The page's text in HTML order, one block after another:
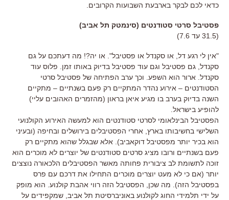
כדאי לכם לבקר בארבעת השבועות הקרובים.
פסטיבל סרטי סטודנטים (סינמטק תל אביב)
(31.5 עד 7.6)
"אין לי רגע דל, או סקנדל או פסטיבל". או יה?! מה דעתכם על גם
סקנדל, גם פסטיבל וגם עוד פסטיבל בדיוק באותו זמן. פלוס עוד
סקנדל. ארור הוא השפע. וכך ערב הפתיחה של פסטיבל סרטי
הסטודנטים – אירוע נהדר המתקיים רק פעם בשנתיים – מתקיים
השנה בדיוק בערב בו מגיע איאן בראון (מהזמרים האהובים עליי)
להופיע בישראל.
הפסטיבל הבינלאומי לסרטי סטודנטים הוא למעשה האירוע הקולנועי
השלישי בחשיבותו בארץ, אחרי הפסטיבלים בירושלים ובחיפה (ובעיני
הוא בכיר יותר מפסטיבל דוקאביב). אלא שבגלל שהוא מתקיים רק
פעם בשנתיים ורובו מציג סרטים סטודנטים של יוצרים לא מוכרים הוא
זוכה לתשומת לב ציבורית פחותה מאשר הפסטיבלים הלכאורה נוצצים
יותר (אם כי לא מעט יוצרים מוכרים התחילו את דרכם עם פרס
בפסטיבל הזה). מה שכן, הפסטיבל הזה רווי אהבת קולנוע. הוא מופק
על ידי תלמידי החוג לקולנוע באוניברסיטת תל אביב, שמקפידים על